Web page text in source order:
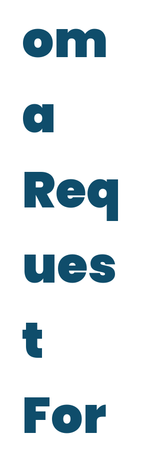
om
a
Req
ues
t
For